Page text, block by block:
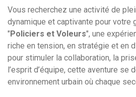
Vous recherchez une activité de
dynamique et captivante pour votre
" Policiers et Voleurs", une
riche en tension, en stratégie et en
pour stimuler la collaboration, la
l’esprit d’équipe, cette aventure se
environnement urbain où chaque